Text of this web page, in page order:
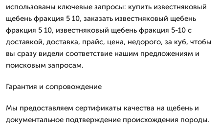
использованы ключевые запросы: купить известняковый
щебень фракция 5 10, заказать известняковый щебень
фракция 5 10, известняковый щебень фракция 5-10 с
доставкой, доставка, прайс, цена, недорого, за куб, чтобы
вы сразу видели соответствие нашим предложениям и
поисковым запросам.
Гарантия и сопровождение
Мы предоставляем сертификаты качества на щебень и
документальное подтверждение происхождения породы.